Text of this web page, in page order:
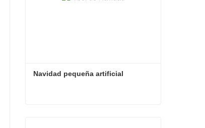
Navidad pequeña artificial